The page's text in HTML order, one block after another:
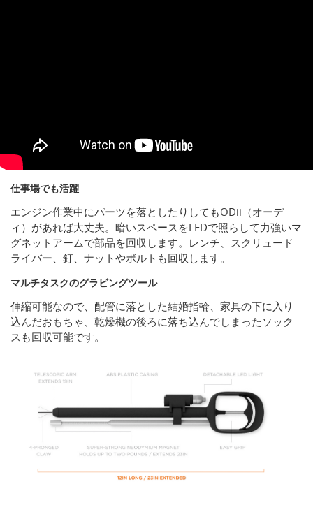
仕事場でも活躍
エンジン作業中にパーツを落としたりしてもODii（オーデ
ィ）があれば大丈夫。暗いスペースをLEDで照らして力強いマ
グネットアームで部品を回収します。レンチ、スクリュード
ライバー、釘、ナットやボルトも回収します。
マルチタスクのグラビングツール
伸縮可能なので、配管に落とした結婚指輪、家具の下に入り
込んだおもちゃ、乾燥機の後ろに落ち込んでしまったソック
スも回収可能です。